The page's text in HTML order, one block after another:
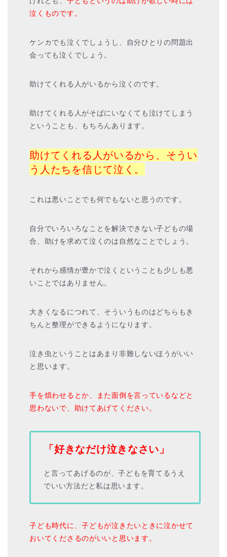
泣くものです。
ケンカでも泣くでしょうし、自分ひとりの問題出
会っても泣くでしょう。
助けてくれる人がいるから泣くのです。
助けてくれる人がそばにいなくても泣けてしまう
ということも、もちろんあります。
助けてくれる人がいるから、そうい
う人たちを信じて泣く。
これは悪いことでも何でもないと思うのです。
自分でいろいろなことを解決できない子どもの場
合、助けを求めて泣くのは自然なことでしょう。
それから感情が豊かで泣くということも少しも悪
いことではありません。
大きくなるにつれて、そういうものはどちらもき
ちんと整理ができるようになります。
泣き虫ということはあまり非難しないほうがいい
と思います。
手を煩わせるとか、また面倒を言っているなどと
思わないで、助けてあげてください。
「好きなだけ泣きなさい」
と言ってあげるのが、子どもを育てるうえ
でいい方法だと私は思います。
子ども時代に、子どもが泣きたいときに泣かせて
おいてくださるのがいいと思います。